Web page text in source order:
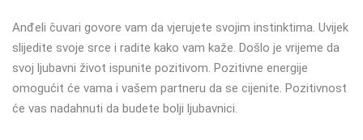
Anđeli čuvari govore vam da vjerujete svojim instinktima. Uvijek
slijedite svoje srce i radite kako vam kaže. Došlo je vrijeme da
svoj ljubavni život ispunite pozitivom. Pozitivne energije
omogućit će vama i vašem partneru da se cijenite. Pozitivnost
će vas nadahnuti da budete bolji ljubavnici.